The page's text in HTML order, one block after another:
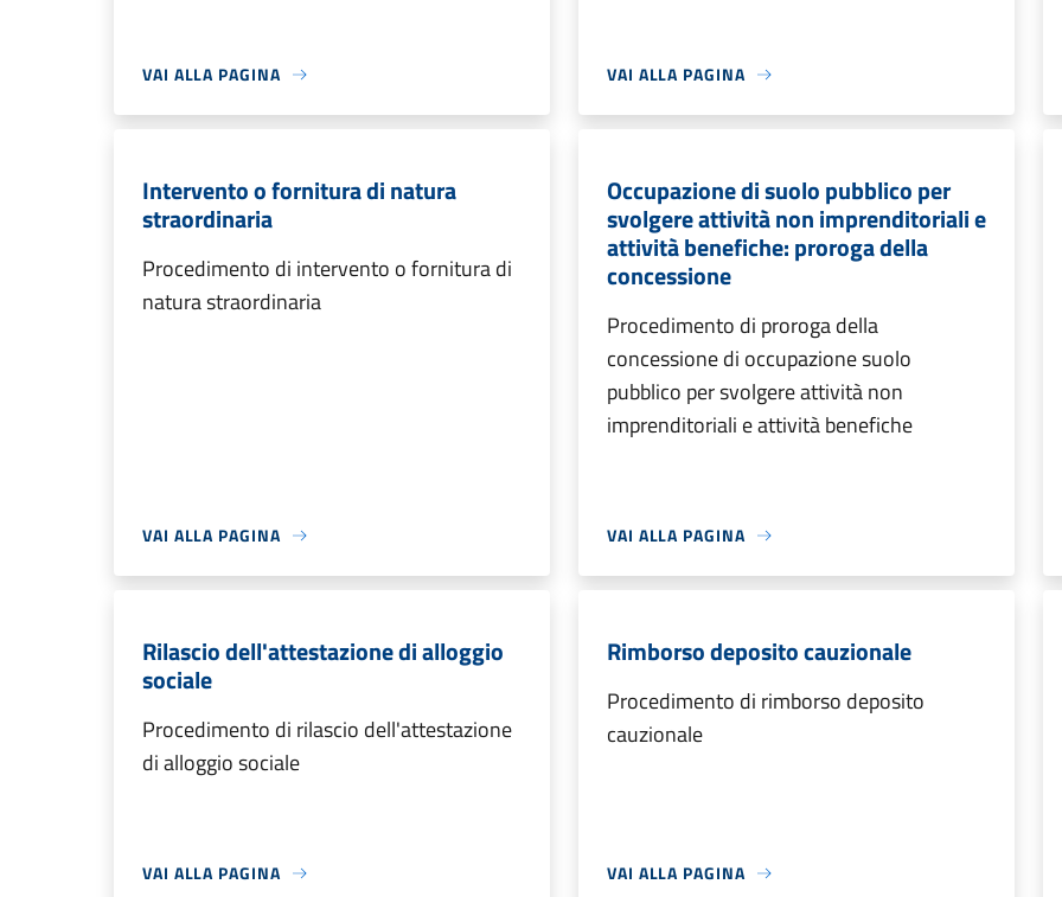
VAI ALLA PAGINA VAI ALLA PAGINA
Intervento o fornitura di natura
straordinaria
Procedimento di intervento o fornitura di
natura straordinaria
VAI ALLA PAGINA
Occupazione di suolo pubblico per
svolgere attività non imprenditoriali e
attività benefiche: proroga della
concessione
Procedimento di proroga della
concessione di occupazione suolo
pubblico per svolgere attività non
imprenditoriali e attività benefiche
VAI ALLA PAGINA
Rilascio dell'attestazione di alloggio
sociale
Procedimento di rilascio dell'attestazione
di alloggio sociale
VAI ALLA PAGINA
Rimborso deposito cauzionale
Procedimento di rimborso deposito
cauzionale
VAI ALLA PAGINA